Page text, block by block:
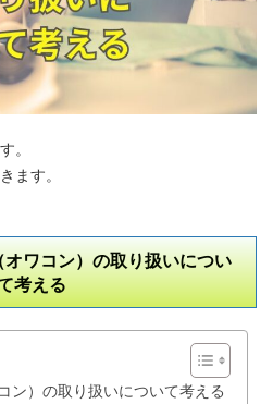
。
ます。
ワコン）の取り扱いについ
考える
ン）の取り扱いについて考える